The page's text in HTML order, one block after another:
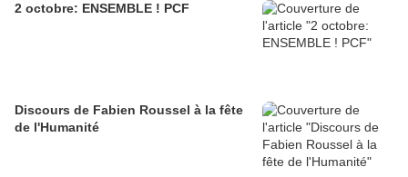
2 octobre: ENSEMBLE ! PCF
Discours de Fabien Roussel à la fête
de l'Humanité